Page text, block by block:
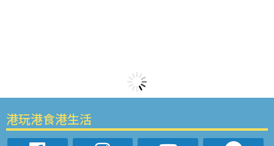
港玩港食港生活